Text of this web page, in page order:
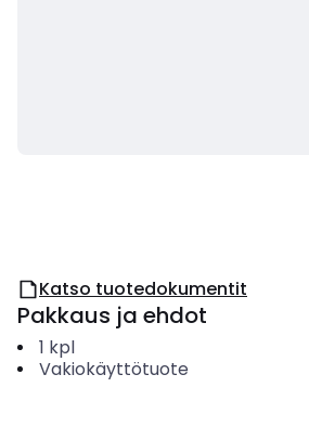
Katso tuotedokumentit
Pakkaus ja ehdot
1 kpl
Vakiokäyttötuote